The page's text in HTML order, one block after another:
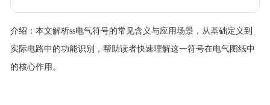
介绍： 本文解析ss电气符号的常见含义与应用场景，从基础定义到
实际电路中的功能识别，帮助读者快速理解这一符号在电气图纸中
的核心作用。